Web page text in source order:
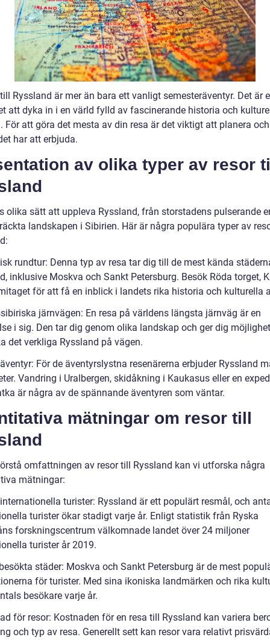
Ryssland är mer än bara ett vanligt semesteräventyr. Det är
att dyka in i en värld fylld av fascinerande historia och
För att göra det mesta av din resa är det viktigt att planera
har att erbjuda.
av olika typer av resor
olika sätt att uppleva Ryssland, från storstadens pulserande
landskapen i Sibirien. Här är några populära typer av
rundtur: Denna typ av resa tar dig till de mest kända
inklusive Moskva och Sankt Petersburg. Besök Röda torget,
för att få en inblick i landets rika historia och kulturella
järnvägen: En resa på världens längsta järnväg är en
i sig. Den tar dig genom olika landskap och ger dig
det verkliga Ryssland på vägen.
För de äventyrslystna resenärerna erbjuder Ryssland
Vandring i Uralbergen, skidåkning i Kaukasus eller en
är några av de spännande äventyren som väntar.
mätningar om resor till
omfattningen av resor till Ryssland kan vi utforska några
mätningar:
turister: Ryssland är ett populärt resmål, och
turister ökar stadigt varje år. Enligt statistik från Ryska
forskningscentrum välkomnade landet över 24 miljoner
turister år 2019.
städer: Moskva och Sankt Petersburg är de mest
för turister. Med sina ikoniska landmärken och rika
besökare varje år.
för resor: Kostnaden för en resa till Ryssland kan variera
och typ av resa. Generellt sett kan resor vara relativt